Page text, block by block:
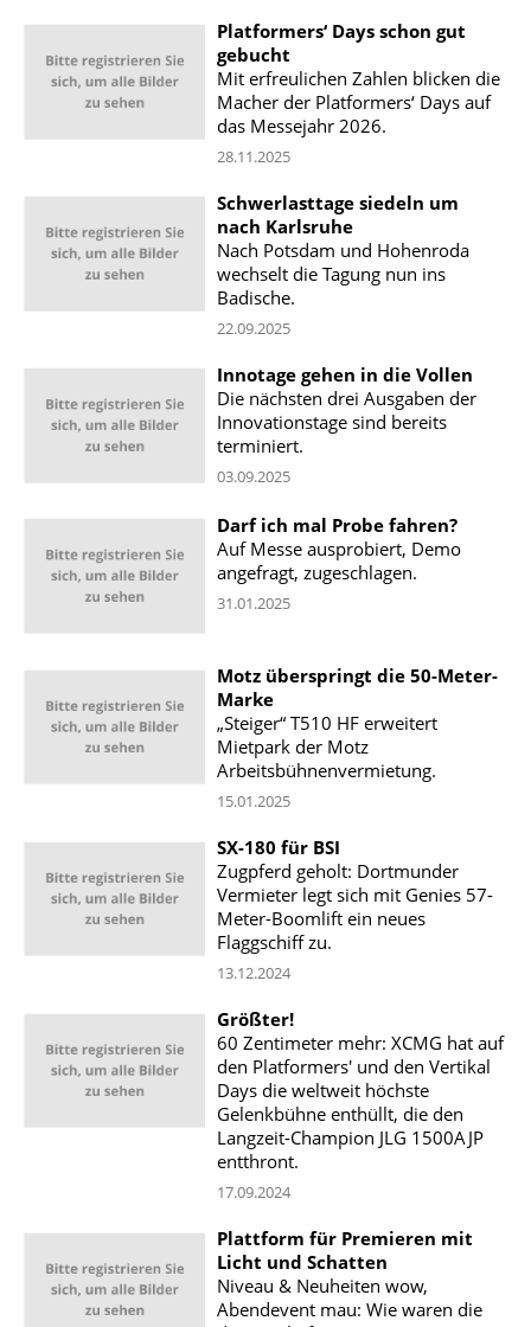
Platformers‘ Days schon gut
gebucht
Mit erfreulichen Zahlen blicken die
Macher der Platformers‘ Days auf
das Messejahr 2026.
28.11.2025
Schwerlasttage siedeln um
nach Karlsruhe
Nach Potsdam und Hohenroda
wechselt die Tagung nun ins
Badische.
22.09.2025
Innotage gehen in die Vollen
Die nächsten drei Ausgaben der
Innovationstage sind bereits
terminiert.
03.09.2025
Darf ich mal Probe fahren?
Auf Messe ausprobiert, Demo
angefragt, zugeschlagen.
31.01.2025
Motz überspringt die 50-Meter-
Marke
„Steiger“ T510 HF erweitert
Mietpark der Motz
Arbeitsbühnenvermietung.
15.01.2025
SX-180 für BSI
Zugpferd geholt: Dortmunder
Vermieter legt sich mit Genies 57-
Meter-Boomlift ein neues
Flaggschiff zu.
13.12.2024
Größter!
60 Zentimeter mehr: XCMG hat auf
den Platformers' und den Vertikal
Days die weltweit höchste
Gelenkbühne enthüllt, die den
Langzeit-Champion JLG 1500AJP
entthront.
17.09.2024
Plattform für Premieren mit
Licht und Schatten
Niveau & Neuheiten wow,
Abendevent mau: Wie waren die